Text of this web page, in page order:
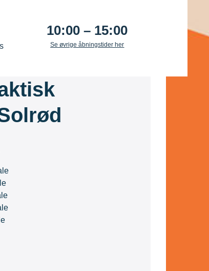
10:00 – 15:00
Se øvrige åbningstider her